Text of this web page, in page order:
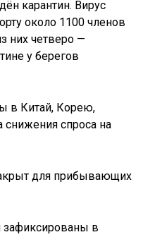
карантин. Вирус
около 1100 членов
них четверо —
у берегов
в Китай, Корею,
снижения спроса на
для прибывающих
зафиксированы в